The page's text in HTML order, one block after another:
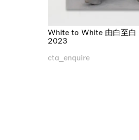
White to White 由白至白
2023
cta_enquire